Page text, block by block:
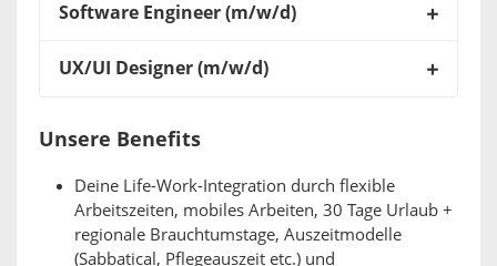
Software Engineer (m/w/d)
UX/UI Designer (m/w/d)
Unsere Benefits
Deine Life-Work-Integration durch flexible
Arbeitszeiten, mobiles Arbeiten, 30 Tage Urlaub +
regionale Brauchtumstage, Auszeitmodelle
(Sabbatical, Pflegeauszeit etc.) und